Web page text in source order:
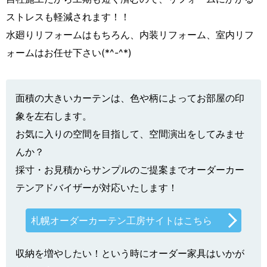
ストレスも軽減されます！！
水廻りリフォームはもちろん、内装リフォーム、室内リフ
ォームはお任せ下さい(*^-^*)
面積の大きいカーテンは、色や柄によってお部屋の印
象を左右します。
お気に入りの空間を目指して、空間演出をしてみませ
んか？
採寸・お見積からサンプルのご提案までオーダーカー
テンアドバイザーが対応いたします！
札幌オーダーカーテン工房サイトはこちら
収納を増やしたい！という時にオーダー家具はいかが